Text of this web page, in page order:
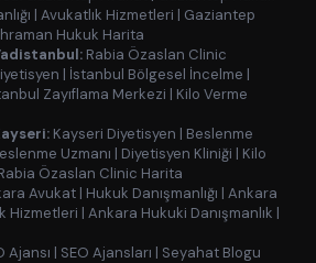
| Avukatlık Hizmetleri | Gaziantep
Hukuk Harita
Rabia Özaslan Clinic
| İstanbul Bölgesel İncelme |
Zayıflama Merkezi | Kilo Verme
Kayseri Diyetisyen | Beslenme
Uzmanı | Diyetisyen Kliniği | Kilo
Özaslan Clinic Harita
Avukat | Hukuk Danışmanlığı | Ankara
Hizmetleri | Ankara Hukuki Danışmanlık |
Ajansı | SEO Ajansları | Seyahat Blogu